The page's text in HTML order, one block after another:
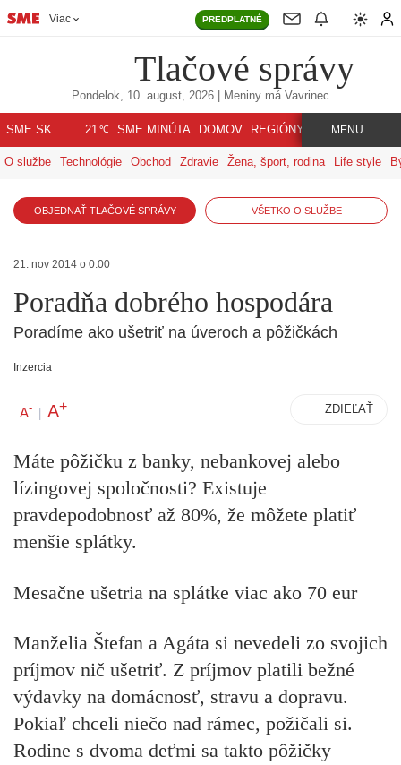
Viac PREDPLATNÉ
Tlačové správy
Pondelok, 10. august, 2026 | Meniny má Vavrinec
SME.SK 21℃ SME MINÚTA DOMOV REGIÓNY INDEX SVET
MENU
O službe Technológie Obchod Zdravie Žena, šport, rodina Life style
OBJEDNAŤ TLAČOVÉ SPRÁVY VŠETKO O SLUŽBE
21. nov 2014 o 0:00
Poradňa dobrého hospodára
Poradíme ako ušetriť na úveroch a pôžičkách
Inzercia
A- | A+ ZDIEĽAŤ
Máte pôžičku z banky, nebankovej alebo
lízingovej spoločnosti? Existuje
pravdepodobnosť až 80%, že môžete platiť
menšie splátky.
Mesačne ušetria na splátke viac ako 70 eur
Manželia Štefan a Agáta si nevedeli zo svojich
príjmov nič ušetriť. Z príjmov platili bežné
výdavky na domácnosť, stravu a dopravu.
Pokiaľ chceli niečo nad rámec, požičali si.
Rodine s dvoma deťmi sa takto pôžičky